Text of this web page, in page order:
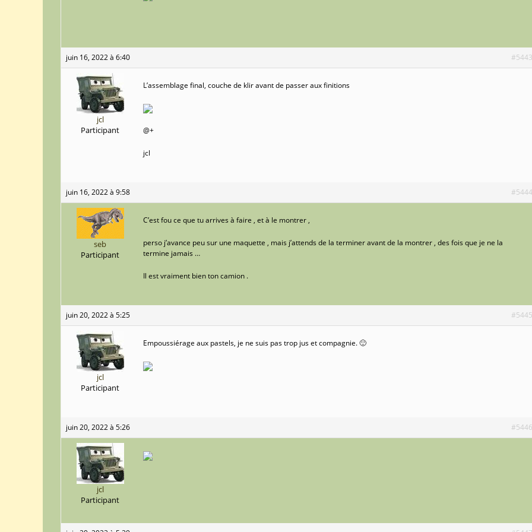
juin 16, 2022 à 6:40 #5443
jcl
Participant
L’assemblage final, couche de klir avant de passer aux finitions
@+
jcl
juin 16, 2022 à 9:58 #5444
seb
Participant
C’est fou ce que tu arrives à faire , et à le montrer ,
perso j’avance peu sur une maquette , mais j’attends de la terminer avant de la montrer , des fois que je ne la
termine jamais …
Il est vraiment bien ton camion .
juin 20, 2022 à 5:25 #5445
jcl
Participant
Empoussiérage aux pastels, je ne suis pas trop jus et compagnie. 🙂
juin 20, 2022 à 5:26 #5446
jcl
Participant